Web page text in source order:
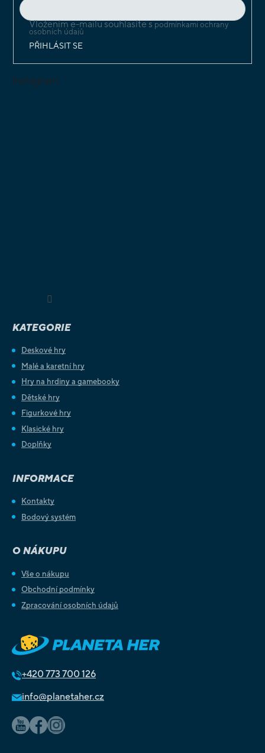
Vložením e-mailu souhlasíte spodmínkami ochrany
osobních údajů
PŘIHLÁSIT SE
Instagram
KATEGORIE
Deskové hry
Malé a karetní hry
Hry na hrdiny a gamebooky
Dětské hry
Figurkové hry
Klasické hry
Doplňky
INFORMACE
Kontakty
Bodový systém
O NÁKUPU
Vše o nákupu
Obchodní podmínky
Zpracování osobních údajů
+420 773 700 126
info@planetaher.cz